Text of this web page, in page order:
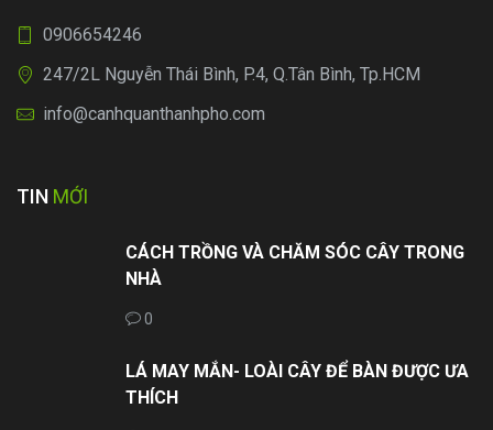
0906654246
247/2L Nguyễn Thái Bình, P.4, Q.Tân Bình, Tp.HCM
info@canhquanthanhpho.com
TIN MỚI
CÁCH TRỒNG VÀ CHĂM SÓC CÂY TRONG
NHÀ
0
LÁ MAY MẮN- LOÀI CÂY ĐỂ BÀN ĐƯỢC ƯA
THÍCH